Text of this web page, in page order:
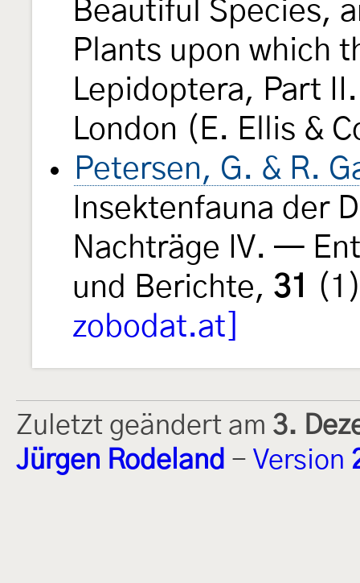
Beautiful Species,
Plants upon which
Lepidoptera, Part
London (E. Ellis &
Petersen, G. & R.
Insektenfauna der
Nachträge IV. —
und Berichte, 31
zobodat.at]
Zuletzt geändert am 3.
Jürgen Rodeland - Version